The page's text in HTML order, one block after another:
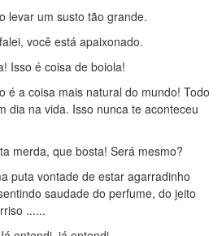
levar um susto tão grande.
você está apaixonado.
Isso é coisa de boiola!
a coisa mais natural do mundo! Todo
dia na vida. Isso nunca te aconteceu
merda, que bosta! Será mesmo?
puta vontade de estar agarradinho
saudade do perfume, do jeito
......